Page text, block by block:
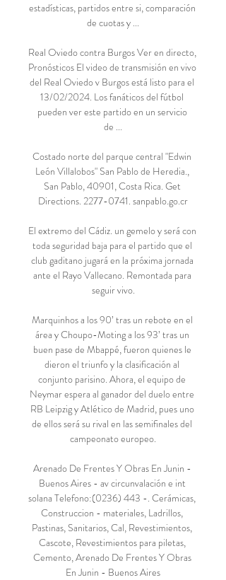
estadísticas, partidos entre si, comparación
de cuotas y ...
Real Oviedo contra Burgos Ver en directo,
Pronósticos El video de transmisión en vivo
del Real Oviedo v Burgos está listo para el
13/02/2024. Los fanáticos del fútbol
pueden ver este partido en un servicio
de ...
Costado norte del parque central "Edwin
León Villalobos" San Pablo de Heredia.,
San Pablo, 40901, Costa Rica. Get
Directions. 2277-0741. sanpablo.go.cr
El extremo del Cádiz. un gemelo y será con
toda seguridad baja para el partido que el
club gaditano jugará en la próxima jornada
ante el Rayo Vallecano. Remontada para
seguir vivo.
Marquinhos a los 90’ tras un rebote en el
área y Choupo-Moting a los 93’ tras un
buen pase de Mbappé, fueron quienes le
dieron el triunfo y la clasificación al
conjunto parisino. Ahora, el equipo de
Neymar espera al ganador del duelo entre
RB Leipzig y Atlético de Madrid, pues uno
de ellos será su rival en las semifinales del
campeonato europeo.
Arenado De Frentes Y Obras En Junin -
Buenos Aires - av circunvalación e int
solana Telefono:(0236) 443 -. Cerámicas,
Construccion - materiales, Ladrillos,
Pastinas, Sanitarios, Cal, Revestimientos,
Cascote, Revestimientos para piletas,
Cemento, Arenado De Frentes Y Obras
En Junin - Buenos Aires